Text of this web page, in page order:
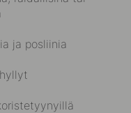
ja posliinia